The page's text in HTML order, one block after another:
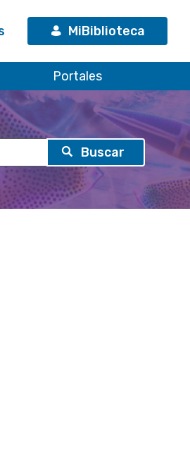
MiBiblioteca
Portales